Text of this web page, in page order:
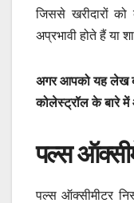
जिससे खरीदारों
अप्रभावी होते हैं या
अगर आपको यह लेख
कोलेस्ट्रॉल के बारे
पल्स
पल्स ऑक्सीमीटर